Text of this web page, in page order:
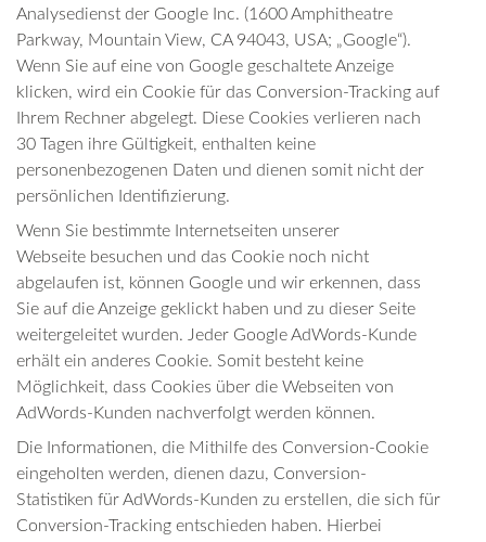
Analysedienst der Google Inc. (1600 Amphitheatre
Parkway, Mountain View, CA 94043, USA; „Google“).
Wenn Sie auf eine von Google geschaltete Anzeige
klicken, wird ein Cookie für das Conversion-Tracking auf
Ihrem Rechner abgelegt. Diese Cookies verlieren nach
30 Tagen ihre Gültigkeit, enthalten keine
personenbezogenen Daten und dienen somit nicht der
persönlichen Identifizierung.
Wenn Sie bestimmte Internetseiten unserer
Webseite besuchen und das Cookie noch nicht
abgelaufen ist, können Google und wir erkennen, dass
Sie auf die Anzeige geklickt haben und zu dieser Seite
weitergeleitet wurden. Jeder Google AdWords-Kunde
erhält ein anderes Cookie. Somit besteht keine
Möglichkeit, dass Cookies über die Webseiten von
AdWords-Kunden nachverfolgt werden können.
Die Informationen, die Mithilfe des Conversion-Cookie
eingeholten werden, dienen dazu, Conversion-
Statistiken für AdWords-Kunden zu erstellen, die sich für
Conversion-Tracking entschieden haben. Hierbei